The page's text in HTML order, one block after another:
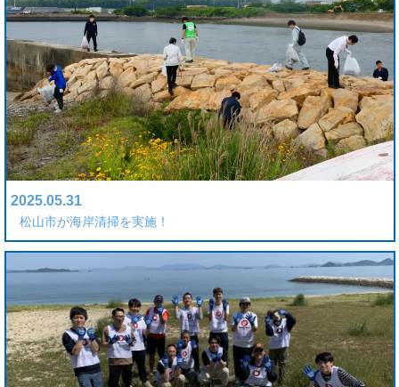
2025.05.31
松山市が海岸清掃を実施！